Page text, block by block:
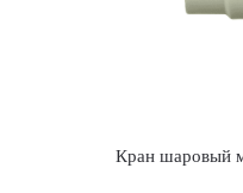
Кран шаровый